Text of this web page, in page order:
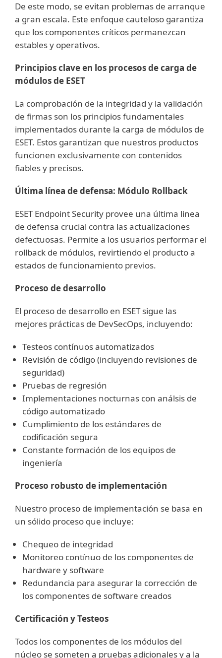
De este modo, se evitan problemas de arranque
a gran escala. Este enfoque cauteloso garantiza
que los componentes críticos permanezcan
estables y operativos.
Principios clave en los procesos de carga de
módulos de ESET
La comprobación de la integridad y la validación
de firmas son los principios fundamentales
implementados durante la carga de módulos de
ESET. Estos garantizan que nuestros productos
funcionen exclusivamente con contenidos
fiables y precisos.
Última línea de defensa: Módulo Rollback
ESET Endpoint Security provee una última linea
de defensa crucial contra las actualizaciones
defectuosas. Permite a los usuarios performar el
rollback de módulos, revirtiendo el producto a
estados de funcionamiento previos.
Proceso de desarrollo
El proceso de desarrollo en ESET sigue las
mejores prácticas de DevSecOps, incluyendo:
Testeos contínuos automatizados
Revisión de código (incluyendo revisiones de
seguridad)
Pruebas de regresión
Implementaciones nocturnas con análsis de
código automatizado
Cumplimiento de los estándares de
codificación segura
Constante formación de los equipos de
ingeniería
Proceso robusto de implementación
Nuestro proceso de implementación se basa en
un sólido proceso que incluye:
Chequeo de integridad
Monitoreo contínuo de los componentes de
hardware y software
Redundancia para asegurar la corrección de
los componentes de software creados
Certificación y Testeos
Todos los componentes de los módulos del
núcleo se someten a pruebas adicionales y a la